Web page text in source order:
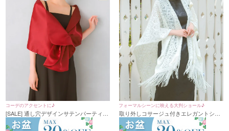
コーデのアクセントに♪
[SALE] 通し穴デザインサテンパーティー
ショール(フリーサイズ)
フォーマルシーンに映える大判ショール♪
取り外しコサージュ付きエレガントショ
ール